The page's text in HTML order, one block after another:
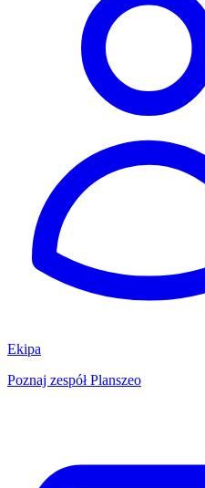
Ekipa
Poznaj zespół Planszeo